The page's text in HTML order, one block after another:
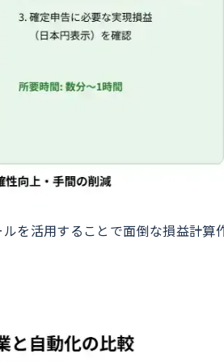
を活用することで面倒な損益計算